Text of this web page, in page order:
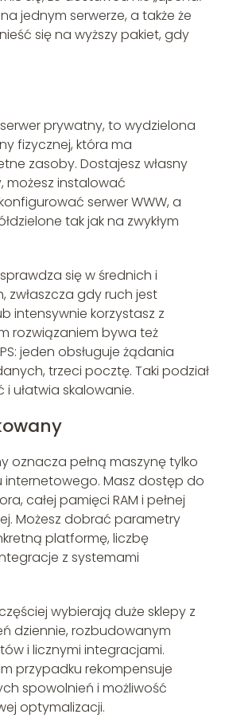
jednym serwerze, a także że
się na wyższy pakiet, gdy
prywatny, to wydzielona
fizycznej, która ma
zasoby. Dostajesz własny
możesz instalować
serwer WWW, a
tak jak na zwykłym
się w średnich i
zwłaszcza gdy ruch jest
intensywnie korzystasz z
rozwiązaniem bywa też
jeden obsługuje żądania
trzeci pocztę. Taki podział
i ułatwia skalowanie.
oznacza pełną maszynę tylko
internetowego. Masz dostęp do
całej pamięci RAM i pełnej
Możesz dobrać parametry
platformę, liczbę
z systemami
wybierają duże sklepy z
dziennie, rozbudowanym
i licznymi integracjami.
przypadku rekompensuje
spowolnień i możliwość
optymalizacji.